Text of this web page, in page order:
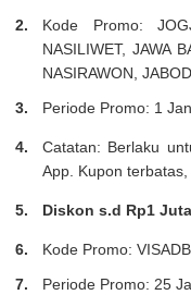
Kode Promo:
NASILIWET, JAWA
NASIRAWON,
Periode Promo: 1
Catatan: Berlaku
App. Kupon
Diskon s.d Rp1
Kode Promo:
Periode Promo: 25